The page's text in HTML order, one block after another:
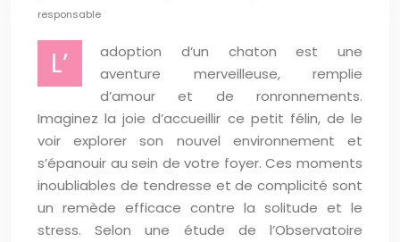
responsable
L’
adoption d’un chaton est une
aventure merveilleuse, remplie
d’amour et de ronronnements.
Imaginez la joie d’accueillir ce petit félin, de le
voir explorer son nouvel environnement et
s’épanouir au sein de votre foyer. Ces moments
inoubliables de tendresse et de complicité sont
un remède efficace contre la solitude et le
stress. Selon une étude de l’Observatoire